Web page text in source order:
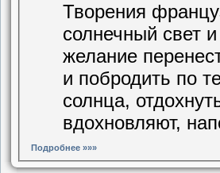
Творения
солнечный свет
желание
и побродить по
солнца,
вдохновляют,
Подробнее »»»